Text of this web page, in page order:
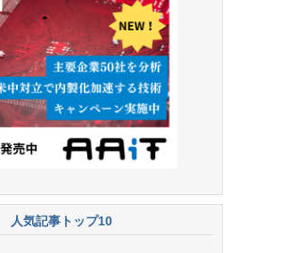
人気記事トップ10